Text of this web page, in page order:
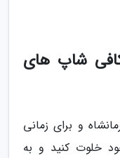
شاپ های
و برای زمانی
خلوت کنید و به